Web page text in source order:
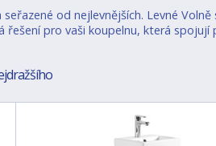
od nejlevnějších. Levné
pro vaši koupelnu, která spojují